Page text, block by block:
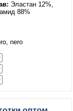
Эластан 12%,
88%
nero